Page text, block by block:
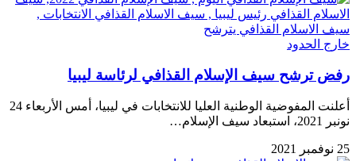
خارج الحدود
رفض ترشح سيف الإسلام القذافي لرئاسة ليبيا
أعلنت المفوضية الوطنية العليا للانتخابات في ليبيا، أمس الأربعاء 24
نونبر 2021، استبعاد سيف الإسلام…
25 نوفمبر 2021